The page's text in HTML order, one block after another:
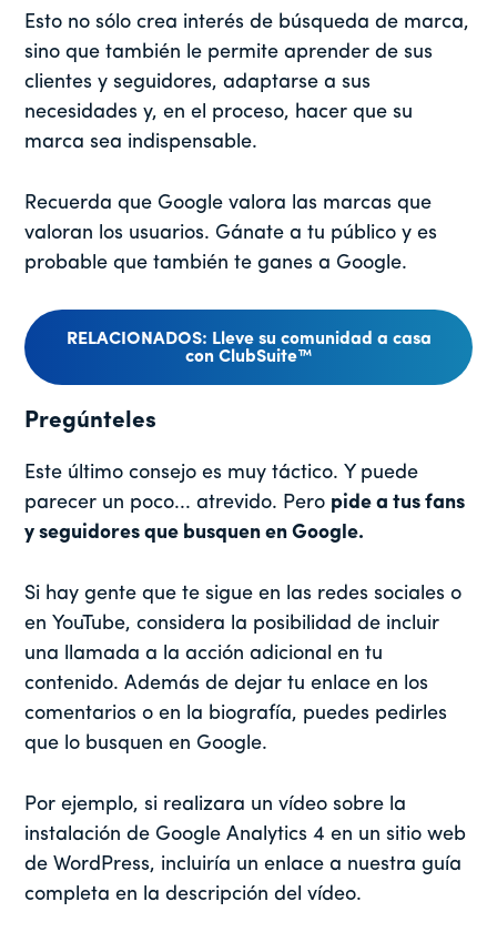
Esto no sólo crea interés de búsqueda de marca,
sino que también le permite aprender de sus
clientes y seguidores, adaptarse a sus
necesidades y, en el proceso, hacer que su
marca sea indispensable.
Recuerda que Google valora las marcas que
valoran los usuarios. Gánate a tu público y es
probable que también te ganes a Google.
RELACIONADOS: Lleve su comunidad a casa
con ClubSuite™
Pregúnteles
Este último consejo es muy táctico. Y puede
parecer un poco... atrevido. Pero pide a tus fans
y seguidores que busquen en Google.
Si hay gente que te sigue en las redes sociales o
en YouTube, considera la posibilidad de incluir
una llamada a la acción adicional en tu
contenido. Además de dejar tu enlace en los
comentarios o en la biografía, puedes pedirles
que lo busquen en Google.
Por ejemplo, si realizara un vídeo sobre la
instalación de Google Analytics 4 en un sitio web
de WordPress, incluiría un enlace a nuestra guía
completa en la descripción del vídeo.